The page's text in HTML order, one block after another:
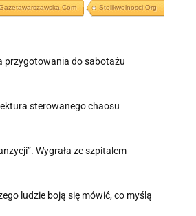
Stolikwolnosci.org
przygotowania do sabotażu
sterowanego chaosu
Wygrała ze szpitalem
ludzie boją się mówić, co myślą